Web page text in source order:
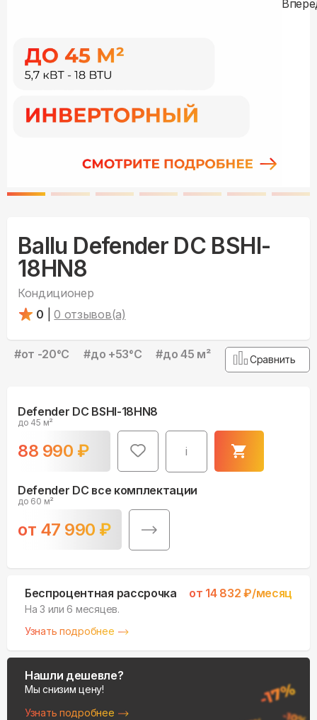
Ballu Defender DC BSHI-
18HN8
Кондиционер
0
0 отзывов(а)
#от -20°С #до +53°С #до 45 м² Сравнить
Defender DC BSHI-18HN8
до 45 м²
88 990 ₽ i
Defender DC все комплектации
до 60 м²
от 47 990 ₽
Беспроцентная рассрочка от 14 832 ₽/месяц
На 3 или 6 месяцев.
Узнать подробнее
Нашли дешевле?
Мы снизим цену!
Узнать подробнее